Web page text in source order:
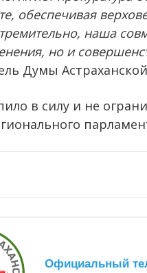
обеспечивая
наша
но и
Думы
в силу и не
Официальный